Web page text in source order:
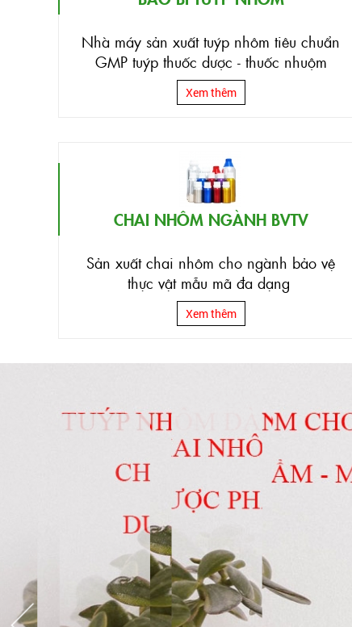
Nhà máy sản xuất tuýp nhôm tiêu chuẩn
GMP tuýp thuốc dược - thuốc nhuộm
Xem thêm
CHAI NHÔM NGÀNH BVTV
Sản xuất chai nhôm cho ngành bảo vệ
thực vật mẫu mã đa dạng
Xem thêm